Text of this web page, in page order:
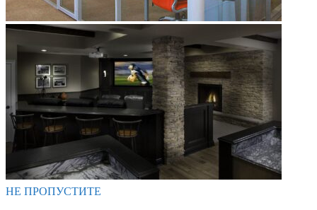
НЕ ПРОПУСТИТЕ